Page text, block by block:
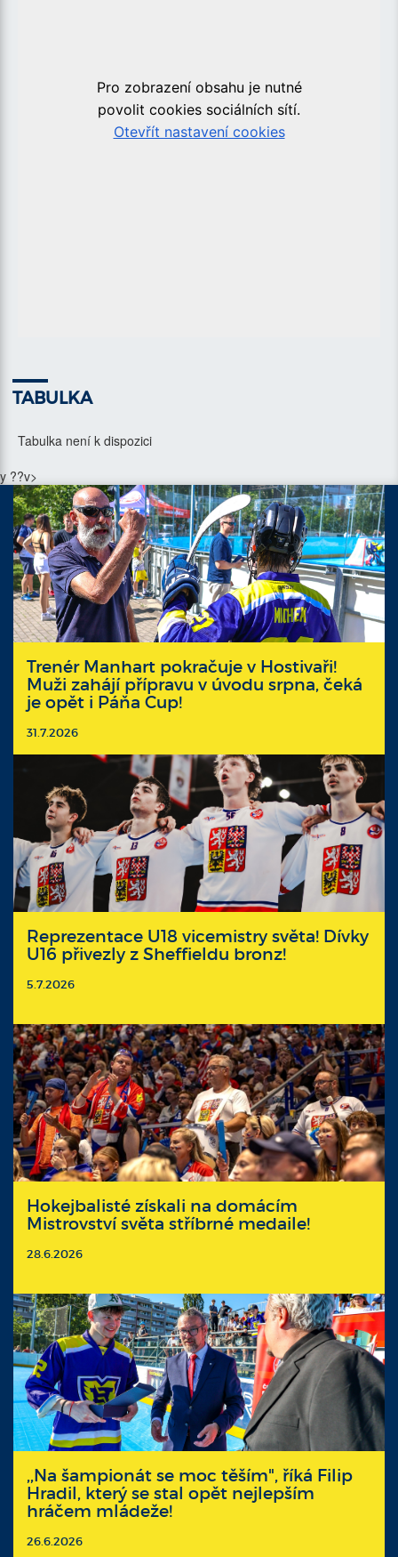
TABULKA
Tabulka není k dispozici
y ??v>
Trenér Manhart pokračuje v Hostivaři!
Muži zahájí přípravu v úvodu srpna, čeká
je opět i Páňa Cup!
31.7.2026
Reprezentace U18 vicemistry světa! Dívky
U16 přivezly z Sheffieldu bronz!
5.7.2026
Hokejbalisté získali na domácím
Mistrovství světa stříbrné medaile!
28.6.2026
,,Na šampionát se moc těším", říká Filip
Hradil, který se stal opět nejlepším
hráčem mládeže!
26.6.2026